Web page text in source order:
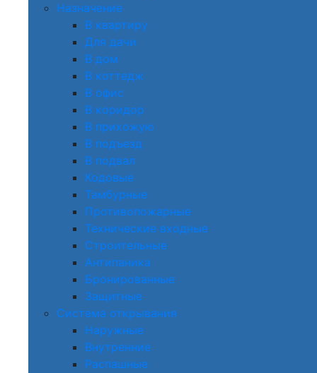
Назначение
В квартиру
Для дачи
В дом
В коттедж
В офис
В коридор
В прихожую
В подъезд
В подвал
Кодовые
Тамбурные
Противопожарные
Технические входные
Строительные
Антипаника
Бронированные
Защитные
Система открывания
Наружные
Внутренние
Распашные